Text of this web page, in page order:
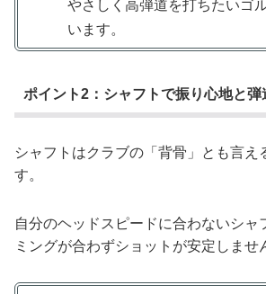
やさしく高弾道を打ちたいゴ
います。
ポイント2：シャフトで振り心地と弾
シャフトはクラブの「背骨」とも言え
す。
自分のヘッドスピードに合わないシャ
ミングが合わずショットが安定しませ